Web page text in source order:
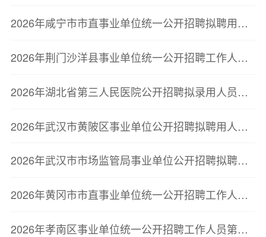
2026年咸宁市市直事业单位统一公开招聘拟聘用人员公示(第二批)
2026年荆门沙洋县事业单位统一公开招聘工作人员拟聘用人员公示(二)
2026年湖北省第三人民医院公开招聘拟录用人员公示
2026年武汉市黄陂区事业单位公开招聘拟聘用人员公示（第二批）
2026年武汉市市场监管局事业单位公开招聘拟聘用人员公示
2026年黄冈市市直事业单位统一公开招聘工作人员聘用人员报到上岗通知
2026年孝南区事业单位统一公开招聘工作人员第二批拟聘用人员公示